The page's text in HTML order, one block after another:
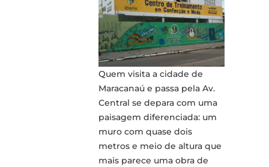
Quem visita a cidade de
Maracanaú e passa pela Av.
Central se depara com uma
paisagem diferenciada: um
muro com quase dois
metros e meio de altura que
mais parece uma obra de